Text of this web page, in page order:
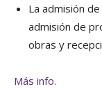
La admisión
admisión de
obras y
Más info.